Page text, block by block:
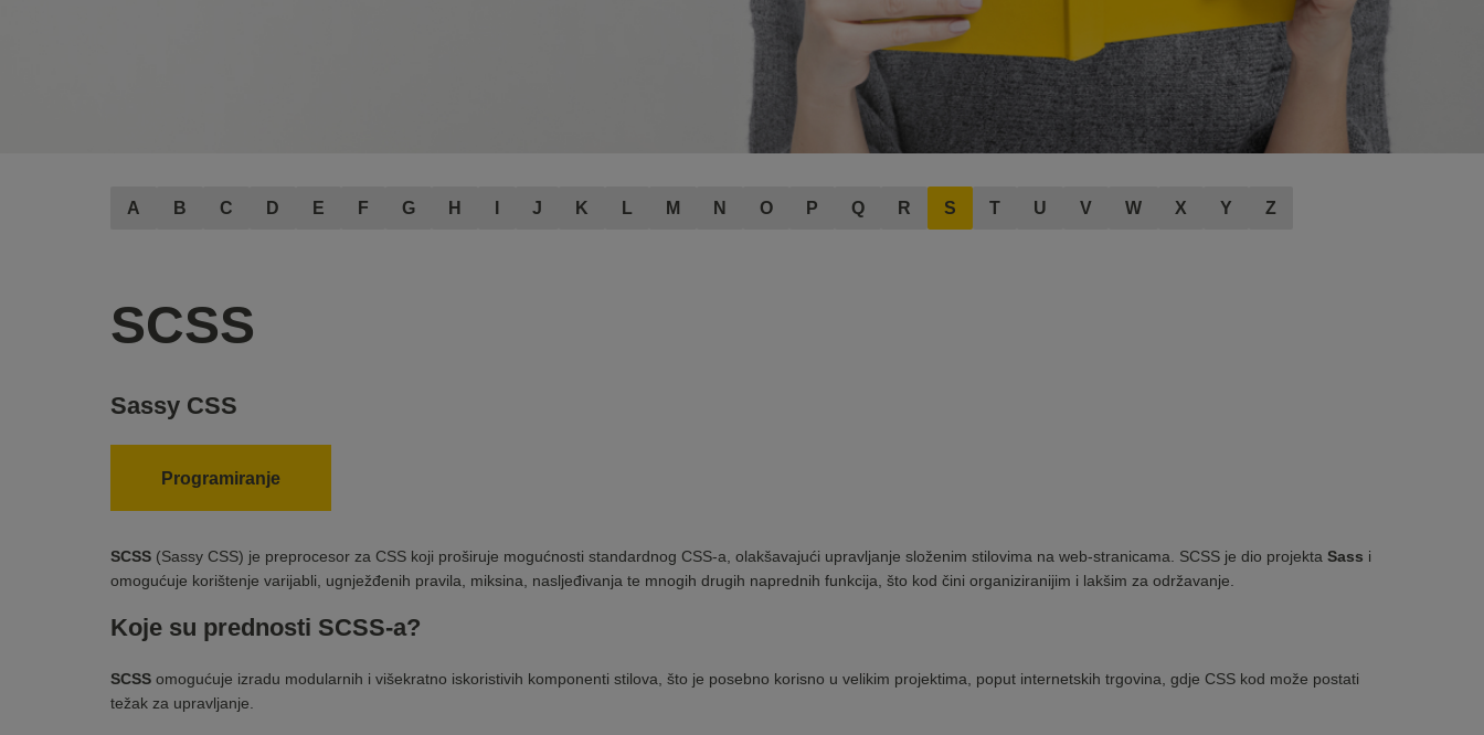
A B C D E F G H J K L M N O P Q R S T U V W X Y Z
SCSS
Sassy CSS
Programiranje
SCSS (Sassy CSS) je preprocesor za CSS koji proširuje mogućnosti standardnog CSS-a, olakšavajući upravljanje složenim stilovima na web-stranicama. SCSS je dio projekta Sass i
omogućuje korištenje varijabli, ugnježđenih pravila, miksina, nasljeđivanja te mnogih drugih naprednih funkcija, što kod čini organiziranijim i lakšim za održavanje.
Koje su prednosti SCSS-a?
SCSS omogućuje izradu modularnih i višekratno iskoristivih komponenti stilova, što je posebno korisno u velikim projektima, poput internetskih trgovina, gdje CSS kod može postati
težak za upravljanje.